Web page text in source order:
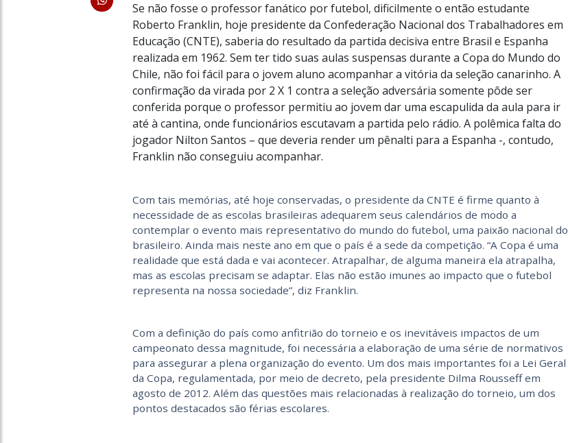
Se não fosse o professor fanático por futebol, dificilmente o então estudante
Roberto Franklin, hoje presidente da Confederação Nacional dos Trabalhadores em
Educação (CNTE), saberia do resultado da partida decisiva entre Brasil e Espanha
realizada em 1962. Sem ter tido suas aulas suspensas durante a Copa do Mundo do
Chile, não foi fácil para o jovem aluno acompanhar a vitória da seleção canarinho. A
confirmação da virada por 2 X 1 contra a seleção adversária somente pôde ser
conferida porque o professor permitiu ao jovem dar uma escapulida da aula para ir
até à cantina, onde funcionários escutavam a partida pelo rádio. A polêmica falta do
jogador Nilton Santos – que deveria render um pênalti para a Espanha -, contudo,
Franklin não conseguiu acompanhar.
Com tais memórias, até hoje conservadas, o presidente da CNTE é firme quanto à
necessidade de as escolas brasileiras adequarem seus calendários de modo a
contemplar o evento mais representativo do mundo do futebol, uma paixão nacional do
brasileiro. Ainda mais neste ano em que o país é a sede da competição. “A Copa é uma
realidade que está dada e vai acontecer. Atrapalhar, de alguma maneira ela atrapalha,
mas as escolas precisam se adaptar. Elas não estão imunes ao impacto que o futebol
representa na nossa sociedade”, diz Franklin.
Com a definição do país como anfitrião do torneio e os inevitáveis impactos de um
campeonato dessa magnitude, foi necessária a elaboração de uma série de normativos
para assegurar a plena organização do evento. Um dos mais importantes foi a Lei Geral
da Copa, regulamentada, por meio de decreto, pela presidente Dilma Rousseff em
agosto de 2012. Além das questões mais relacionadas à realização do torneio, um dos
pontos destacados são férias escolares.